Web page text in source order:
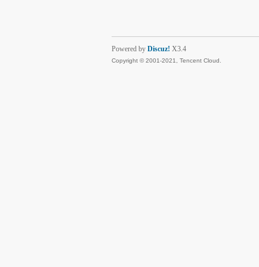
Powered by Discuz! X3.4
Copyright © 2001-2021, Tencent Cloud.